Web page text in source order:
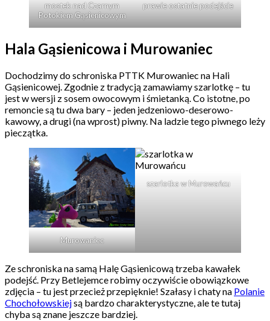
mostek nad Czarnym
Potokiem Gąsienicowym
prawie ostatnie podejście
Hala Gąsienicowa i Murowaniec
Dochodzimy do schroniska PTTK Murowaniec na Hali
Gąsienicowej. Zgodnie z tradycją zamawiamy szarlotkę – tu
jest w wersji z sosem owocowym i śmietanką. Co istotne, po
remoncie są tu dwa bary – jeden jedzeniowo-deserowo-
kawowy, a drugi (na wprost) piwny. Na ladzie tego piwnego leży
pieczątka.
Murowaniec
szarlotka w Murowańcu
Ze schroniska na samą Halę Gąsienicową trzeba kawałek
podejść. Przy Betlejemce robimy oczywiście obowiązkowe
zdjęcia – tu jest przecież przepięknie! Szałasy i chaty na Polanie
Chochołowskiejsą bardzo charakterystyczne, ale te tutaj
chyba są znane jeszcze bardziej.